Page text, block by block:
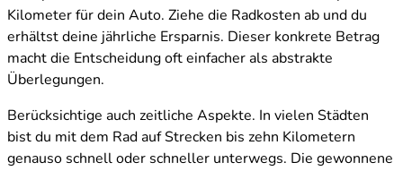
Kilometer für dein Auto. Ziehe die Radkosten ab und du
erhältst deine jährliche Ersparnis. Dieser konkrete Betrag
macht die Entscheidung oft einfacher als abstrakte
Überlegungen.
Berücksichtige auch zeitliche Aspekte. In vielen Städten
bist du mit dem Rad auf Strecken bis zehn Kilometern
genauso schnell oder schneller unterwegs. Die gewonnene